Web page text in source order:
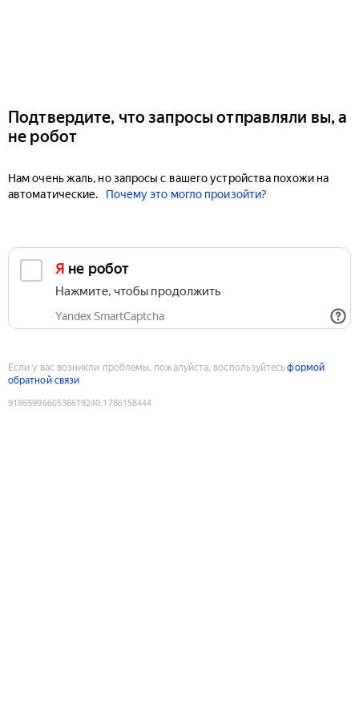
Подтвердите, что запросы отправляли вы, а
не робот
Нам очень жаль, но запросы с вашего устройства похожи на
автоматические.
Почему это могло произойти?
Я не робот
Нажмите, чтобы продолжить
Yandex SmartCaptcha
Если у вас возникли проблемы, пожалуйста, воспользуйтесьформой
обратной связи
9186599660536619240:1786158444